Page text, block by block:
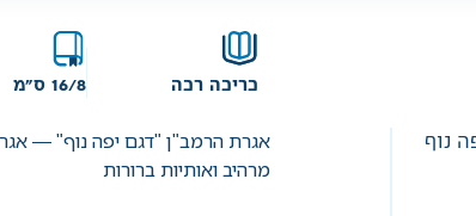
נוף
כריכה רכה 16/8 ס"מ
אגרת הרמב"ן "דגם יפה נוף" —
מרהיב ואותיות ברורות